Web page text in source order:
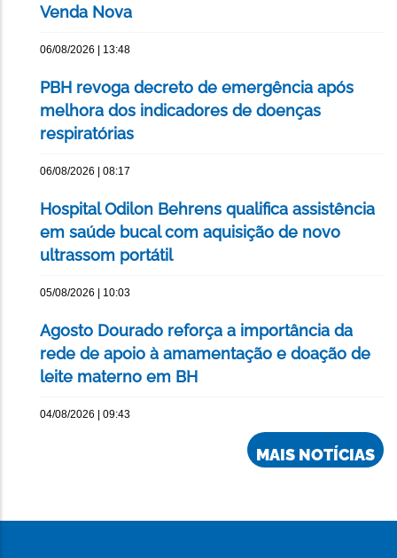
Venda Nova
06/08/2026 | 13:48
PBH revoga decreto de emergência após
melhora dos indicadores de doenças
respiratórias
06/08/2026 | 08:17
Hospital Odilon Behrens qualifica assistência
em saúde bucal com aquisição de novo
ultrassom portátil
05/08/2026 | 10:03
Agosto Dourado reforça a importância da
rede de apoio à amamentação e doação de
leite materno em BH
04/08/2026 | 09:43
MAIS NOTÍCIAS